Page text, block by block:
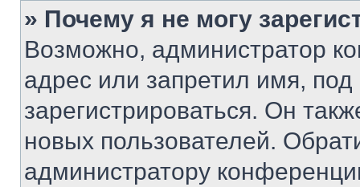
» Почему я не могу
Возможно, администратор
адрес или запретил имя,
зарегистрироваться. Он
новых пользователей.
администратору